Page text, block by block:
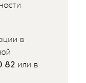
в
82 или в